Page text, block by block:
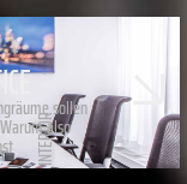
INTERIOR
sollen
also